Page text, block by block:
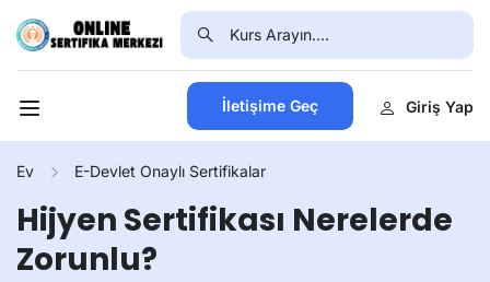
İletişime Geç Giriş Yap
Ev E-Devlet Onaylı Sertifikalar
Hijyen Sertifikası Nerelerde
Zorunlu?